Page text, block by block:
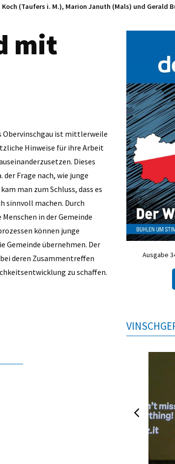
(Taufers i. M.), Marion Januth (Mals) und Gerald
mit
Obervinschgau ist mittlerweile
Hinweise für ihre Arbeit
Dieses
Frage nach, wie junge
man zum Schluss, dass es
sinnvoll machen. Durch
in der Gemeinde
können junge
Gemeinde übernehmen. Der
deren Zusammentreffen
zu schaffen.
Ausgabe